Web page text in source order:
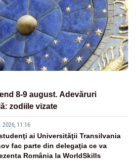
8-9 august. Adevăruri
zodiile vizate
2026, 11:16
ai Universităţii Transilvania
fac parte din delegaţia ce va
România la WorldSkills